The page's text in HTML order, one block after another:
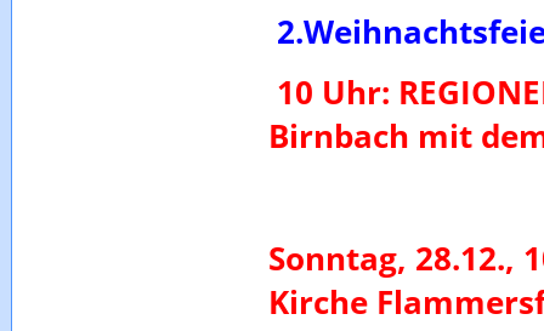
10 Uhr:
Birnbach mit
Sonntag, 28.12.,
Kirche